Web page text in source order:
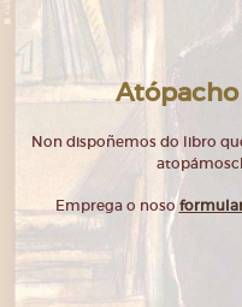
Atópacho
Non dispoñemos do libro
Emprega o noso